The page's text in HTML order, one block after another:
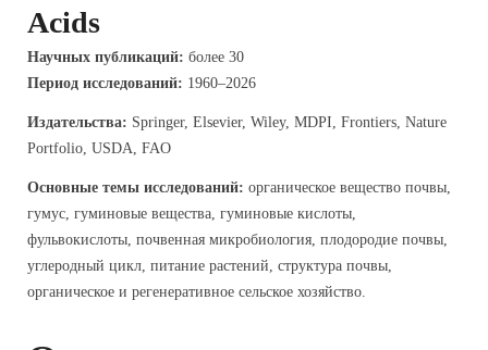
Acids
Научных публикаций: более 30
Период исследований: 1960–2026
Издательства: Springer, Elsevier, Wiley, MDPI, Frontiers, Nature
Portfolio, USDA, FAO
Основные темы исследований: органическое вещество почвы,
гумус, гуминовые вещества, гуминовые кислоты,
фульвокислоты, почвенная микробиология, плодородие почвы,
углеродный цикл, питание растений, структура почвы,
органическое и регенеративное сельское хозяйство.